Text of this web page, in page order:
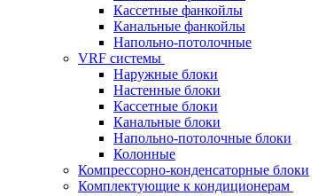
Кассетные фанкойлы
Канальные фанкойлы
Напольно-потолочные
VRF системы
Наружные блоки
Настенные блоки
Кассетные блоки
Канальные блоки
Напольно-потолочные блоки
Колонные
Компрессорно-конденсаторные блоки
Комплектующие к кондиционерам